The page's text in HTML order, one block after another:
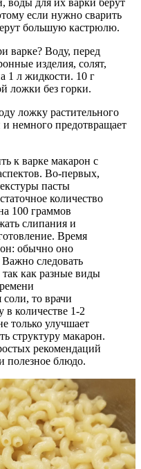
если нужно сварить
большую кастрюлю.
варке? Воду, перед
изделия, солят,
1 л жидкости. 10 г
ложки без горки.
ложку растительного
немного предотвращает
к варке макарон с
Во-первых,
пасты
количество
100 граммов
слипания и
Время
обычно оно
Важно следовать
как разные виды
соли, то врачи
в количестве 1-2
только улучшает
структуру макарон.
рекомендаций
полезное блюдо.